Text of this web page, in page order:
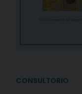
CONSULTORIO